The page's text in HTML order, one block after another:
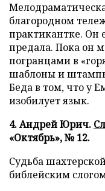
благородном
практикантке. Он
предала. Пока он
погранцами в
шаблоны и
Беда в том, что у
изобилует язык.
4. Андрей Юрич.
«Октябрь», № 12.
Судьба
библейским